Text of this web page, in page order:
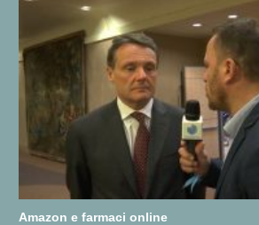
Amazon e farmaci online